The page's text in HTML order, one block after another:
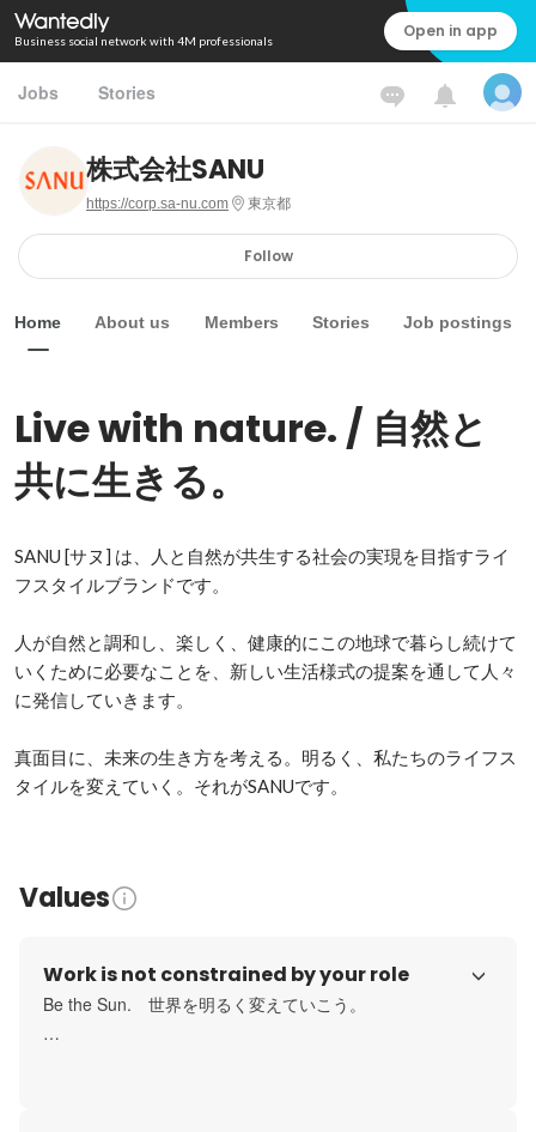
Business social network with 4M professionals Open in app
Jobs Stories
株式会社SANU
https://corp.sa-nu.com 東京都
Follow
Home About us Members Stories Job postings
Live with nature. / 自然と
共に生きる。
SANU [サヌ] は、⼈と⾃然が共⽣する社会の実現を⽬指すライ
フスタイルブランドです。
⼈が⾃然と調和し、楽しく、健康的にこの地球で暮らし続けて
いくために必要なことを、新しい⽣活様式の提案を通して⼈々
に発信していきます。
真⾯⽬に、未来の⽣き⽅を考える。明るく、私たちのライフス
タイルを変えていく。それがSANUです。
Values
Work is not constrained by your role
Be the Sun.　世界を明るく変えていこう。